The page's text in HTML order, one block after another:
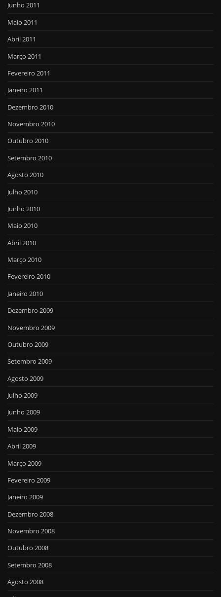
Junho 2011
Maio 2011
Abril 2011
Março 2011
Fevereiro 2011
Janeiro 2011
Dezembro 2010
Novembro 2010
Outubro 2010
Setembro 2010
Agosto 2010
Julho 2010
Junho 2010
Maio 2010
Abril 2010
Março 2010
Fevereiro 2010
Janeiro 2010
Dezembro 2009
Novembro 2009
Outubro 2009
Setembro 2009
Agosto 2009
Julho 2009
Junho 2009
Maio 2009
Abril 2009
Março 2009
Fevereiro 2009
Janeiro 2009
Dezembro 2008
Novembro 2008
Outubro 2008
Setembro 2008
Agosto 2008